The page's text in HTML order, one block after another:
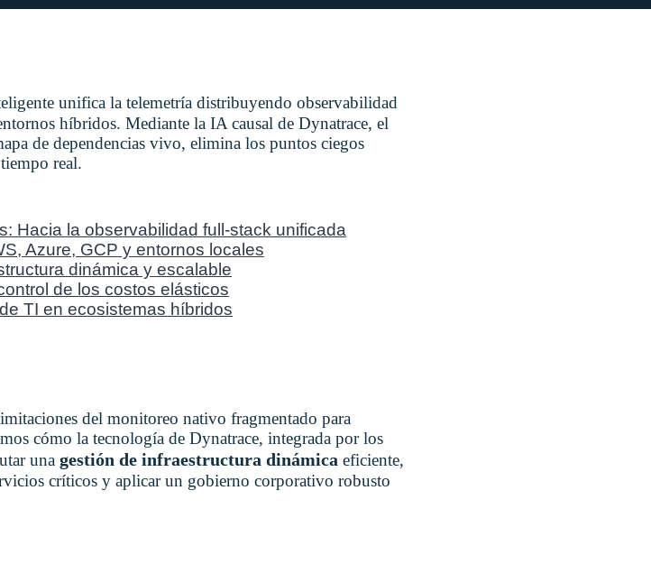
unifica la telemetría distribuyendo observabilidad
híbridos. Mediante la IA causal de Dynatrace, el
de dependencias vivo, elimina los puntos ciegos
real.
Hacia la observabilidad full-stack unificada
Azure, GCP y entornos locales
dinámica y escalable
de los costos elásticos
TI en ecosistemas híbridos
del monitoreo nativo fragmentado para
cómo la tecnología de Dynatrace, integrada por los
una gestión de infraestructura dinámica eficiente,
críticos y aplicar un gobierno corporativo robusto